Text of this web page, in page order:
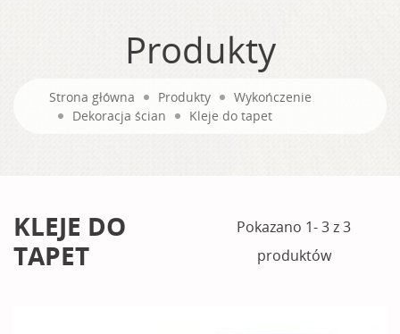
Produkty
Strona główna Produkty
Wykończenie
Dekoracja ścian
Kleje do tapet
KLEJE DO
TAPET
Pokazano 1- 3 z 3
produktów